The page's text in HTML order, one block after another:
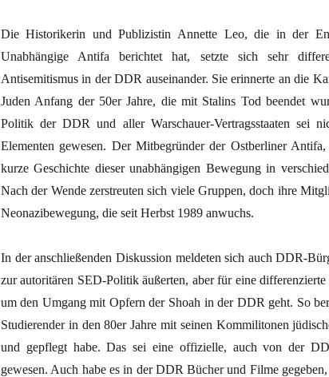
Die Historikerin und Publizistin Annette Leo, die in der
Unabhängige Antifa berichtet hat, setzte sich sehr
Antisemitismus in der DDR auseinander. Sie erinnerte an die
Juden Anfang der 50er Jahre, die mit Stalins Tod beendet
Politik der DDR und aller Warschauer-Vertragsstaaten sei
Elementen gewesen. Der Mitbegründer der Ostberliner
kurze Geschichte dieser unabhängigen Bewegung in
Nach der Wende zerstreuten sich viele Gruppen, doch ihre
Neonazibewegung, die seit Herbst 1989 anwuchs.
In der anschließenden Diskussion meldeten sich auch DDR-
zur autoritären SED-Politik äußerten, aber für eine
um den Umgang mit Opfern der Shoah in der DDR geht. So
Studierender in den 80er Jahre mit seinen Kommilitonen
und gepflegt habe. Das sei eine offizielle, auch von der
gewesen. Auch habe es in der DDR Bücher und Filme